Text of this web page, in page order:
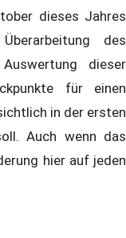
dieses Jahres
des
dieser
für einen
in der ersten
Auch wenn das
hier auf jeden